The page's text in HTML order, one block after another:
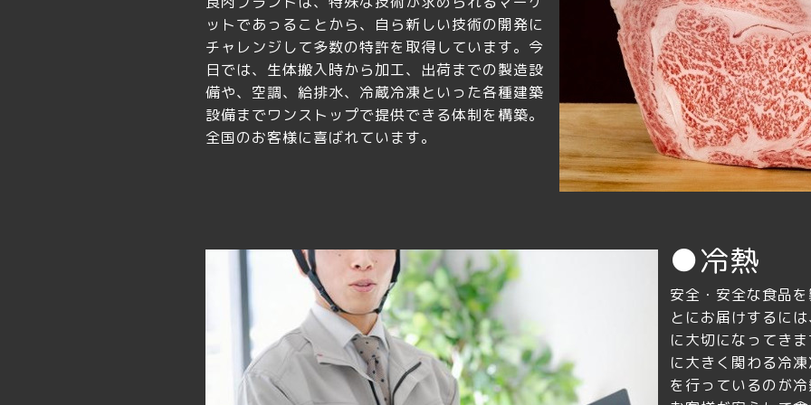
ットであっることから、自ら新しい技術の開発に
チャレンジして多数の特許を取得しています。今
日では、生体搬入時から加工、出荷までの製造設
備や、空調、給排水、冷蔵冷凍といった各種建築
設備までワンストップで提供できる体制を構築。
全国のお客様に喜ばれています。
●冷熱
安全・安全な食品
とにお届けするに
に大切になってき
に大きく関わる冷
を行っているのが